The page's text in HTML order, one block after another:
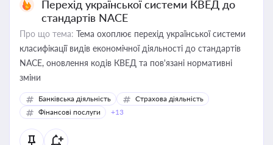
Перехід української системи КВЕД до
стандартів NACE
Про що тема: Тема охоплює перехід української системи
класифікації видів економічної діяльності до стандартів
NACE, оновлення кодів КВЕД та пов'язані нормативні
зміни
Банківська діяльність
Страхова діяльність
Фінансові послуги
+13